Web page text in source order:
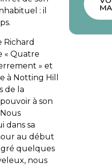
: il
Richard
« Quatre
» et
à Notting Hill
de la
à son
dans sa
au début
quelques
nous